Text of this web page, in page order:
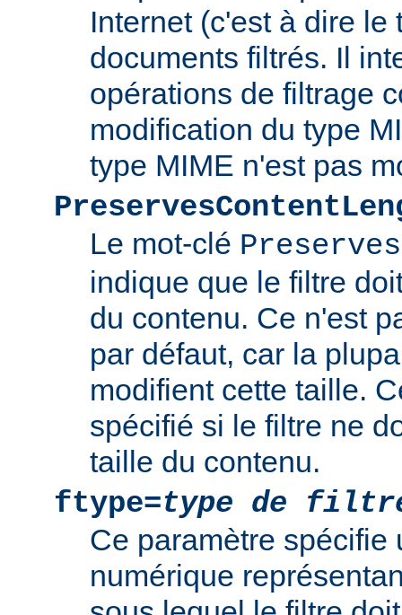
Internet (c'est à dire le
documents filtrés. Il
opérations de filtrage
modification du type
type MIME n'est pas
Le mot-clé
indique que le filtre
du contenu. Ce n'est
par défaut, car la
modifient cette taille.
spécifié si le filtre ne
taille du contenu.
ftype=type de
Ce paramètre spécifie
numérique